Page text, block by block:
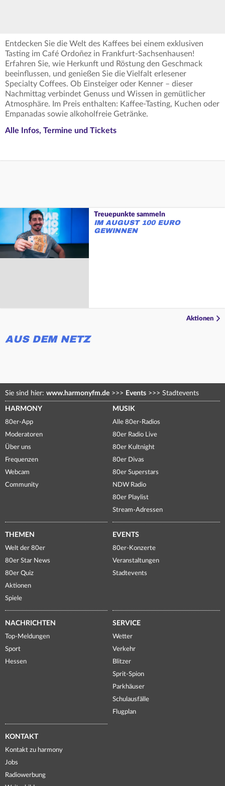
Entdecken Sie die Welt des Kaffees bei einem exklusiven
Tasting im Café Ordoñez in Frankfurt-Sachsenhausen!
Erfahren Sie, wie Herkunft und Röstung den Geschmack
beeinflussen, und genießen Sie die Vielfalt erlesener
Specialty Coffees. Ob Einsteiger oder Kenner – dieser
Nachmittag verbindet Genuss und Wissen in gemütlicher
Atmosphäre. Im Preis enthalten: Kaffee-Tasting, Kuchen oder
Empanadas sowie alkoholfreie Getränke.
Alle Infos, Termine und Tickets
Treuepunkte sammeln
IM AUGUST 100 EURO
GEWINNEN
Aktionen
AUS DEM NETZ
Sie sind hier: www.harmonyfm.de >>> Events >>> Stadtevents
HARMONY
80er-App
Moderatoren
Über uns
Frequenzen
Webcam
Community
MUSIK
Alle 80er-Radios
80er Radio Live
80er Kultnight
80er Divas
80er Superstars
NDW Radio
80er Playlist
Stream-Adressen
THEMEN
Welt der 80er
80er Star News
80er Quiz
Aktionen
Spiele
EVENTS
80er-Konzerte
Veranstaltungen
Stadtevents
NACHRICHTEN
Top-Meldungen
Sport
Hessen
SERVICE
Wetter
Verkehr
Blitzer
Sprit-Spion
Parkhäuser
Schulausfälle
Flugplan
KONTAKT
Kontakt zu harmony
Jobs
Radiowerbung